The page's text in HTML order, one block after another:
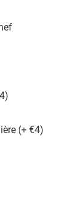
(+ €4)